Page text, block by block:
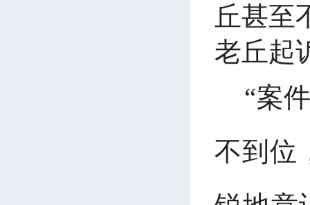
丘甚至
老丘起
“案
不到位